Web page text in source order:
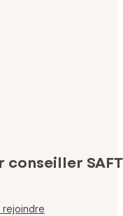
conseiller
rejoindre